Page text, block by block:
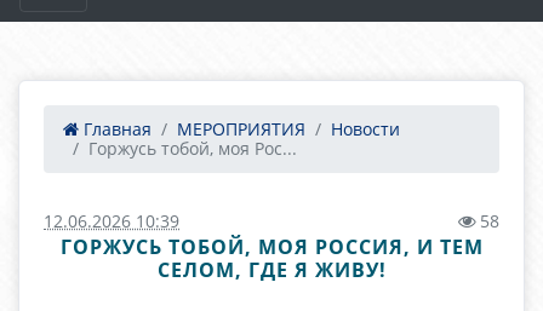
Главная МЕРОПРИЯТИЯ
Новости
Горжусь тобой, моя Рос...
12.06.2026 10:39 58
ГОРЖУСЬ ТОБОЙ, МОЯ РОССИЯ, И ТЕМ
СЕЛОМ, ГДЕ Я ЖИВУ!